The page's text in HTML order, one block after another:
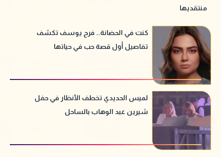
منتقديها
كنت في الحضانة.. فرح يوسف تكشف
تفاصيل أول قصة حب في حياتها
لميس الحديدي تخطف الأنظار في حفل
شيرين عبد الوهاب بالساحل